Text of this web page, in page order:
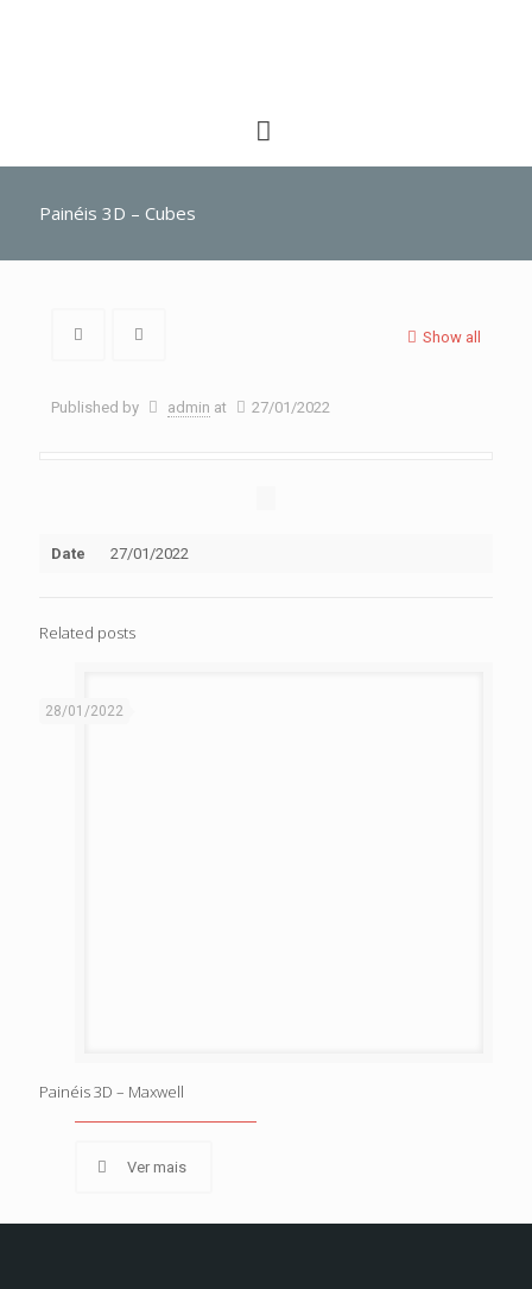
Painéis 3D – Cubes
Show all
Published by admin at 27/01/2022
Date 27/01/2022
Related posts
28/01/2022
Painéis 3D – Maxwell
Ver mais